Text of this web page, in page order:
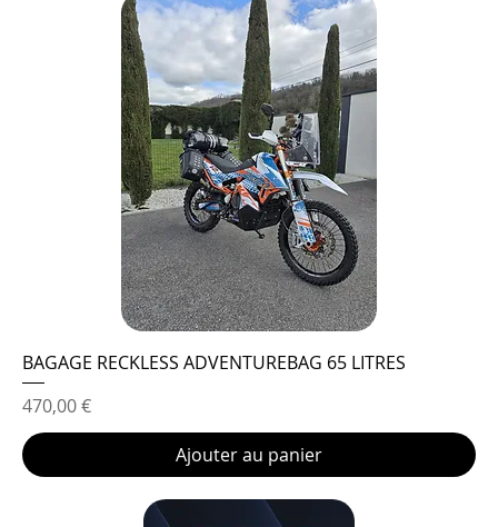
BAGAGE RECKLESS ADVENTUREBAG 65 LITRES
Prix
470,00 €
Ajouter au panier